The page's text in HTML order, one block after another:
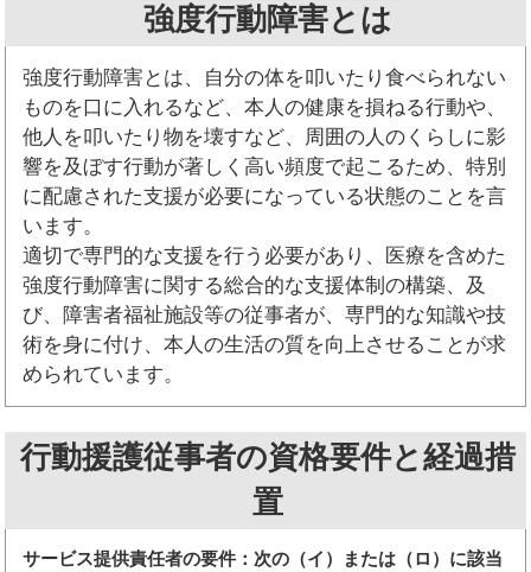
強度行動障害とは
強度行動障害とは、自分の体を叩いたり食べられない
ものを口に入れるなど、本人の健康を損ねる行動や、
他人を叩いたり物を壊すなど、周囲の人のくらしに影
響を及ぼす行動が著しく高い頻度で起こるため、特別
に配慮された支援が必要になっている状態のことを言
います。
適切で専門的な支援を行う必要があり、医療を含めた
強度行動障害に関する総合的な支援体制の構築、及
び、障害者福祉施設等の従事者が、専門的な知識や技
術を身に付け、本人の生活の質を向上させることが求
められています。
行動援護従事者の資格要件と経過措
置
サービス提供責任者の要件：次の（イ）または（ロ）に該当